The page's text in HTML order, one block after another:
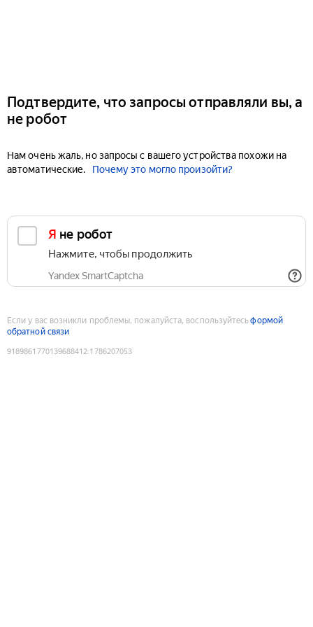
Подтвердите, что запросы отправляли вы, а
не робот
Нам очень жаль, но запросы с вашего устройства похожи на
автоматические.
Почему это могло произойти?
Я не робот
Нажмите, чтобы продолжить
Yandex SmartCaptcha
Если у вас возникли проблемы, пожалуйста, воспользуйтесьформой
обратной связи
9189861770139688412:1786207053